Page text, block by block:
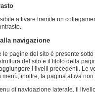
attivare tramite un
navigazione
le pagine del sito è presente
del sito e il titolo della
i livelli precedenti. Le
menù; inoltre, la pagina attiva non
di navigazione laterale, il